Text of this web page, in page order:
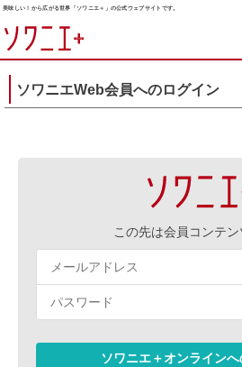
美味しい！から広がる世界「ソワニエ＋」の公式ウェブサイトです。
ソワニエWeb会員へのログイン
この先は会員コンテン